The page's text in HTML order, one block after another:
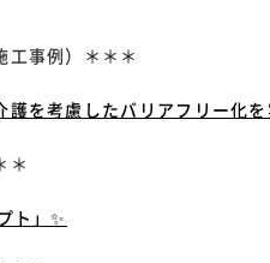
工事例）＊＊＊
護を考慮したバリアフリー化を
＊
ト」✨